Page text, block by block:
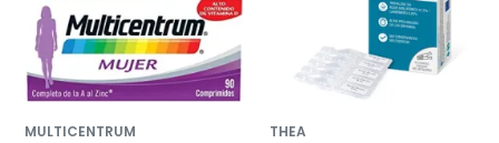
MULTICENTRUM THEA